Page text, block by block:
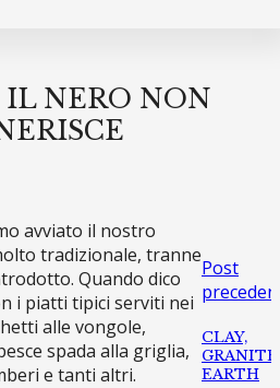
NERO NON
avviato il nostro
tradizionale, tranne
Quando dico
i piatti tipici serviti nei
alle vongole,
spada alla griglia,
e tanti altri.
Post
CLAY,
GRANITE,
EARTH